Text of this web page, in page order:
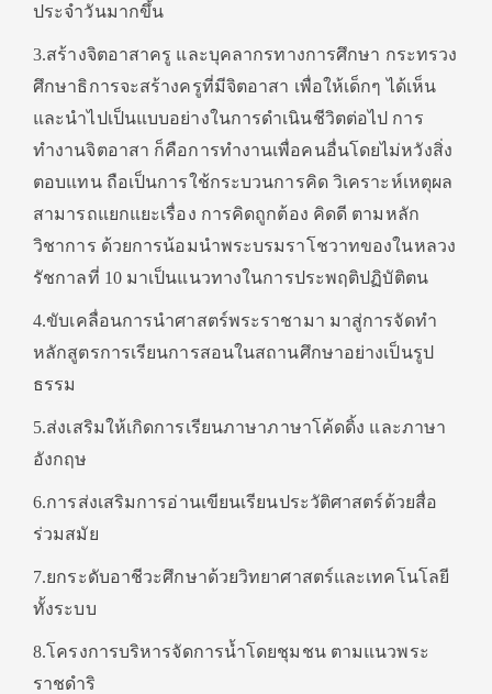
ประจำวันมากขึ้น
3.สร้างจิตอาสาครู และบุคลากรทางการศึกษา กระทรวง
ศึกษาธิการจะสร้างครูที่มีจิตอาสา เพื่อให้เด็กๆ ได้เห็น
และนำไปเป็นแบบอย่างในการดำเนินชีวิตต่อไป การ
ทำงานจิตอาสา ก็คือการทำงานเพื่อคนอื่นโดยไม่หวังสิ่ง
ตอบแทน ถือเป็นการใช้กระบวนการคิด วิเคราะห์เหตุผล
สามารถแยกแยะเรื่อง การคิดถูกต้อง คิดดี ตามหลัก
วิชาการ ด้วยการน้อมนำพระบรมราโชวาทของในหลวง
รัชกาลที่ 10 มาเป็นแนวทางในการประพฤติปฏิบัติตน
4.ขับเคลื่อนการนำศาสตร์พระราชามา มาสู่การจัดทำ
หลักสูตรการเรียนการสอนในสถานศึกษาอย่างเป็นรูป
ธรรม
5.ส่งเสริมให้เกิดการเรียนภาษาภาษาโค้ดดิ้ง และภาษา
อังกฤษ
6.การส่งเสริมการอ่านเขียนเรียนประวัติศาสตร์ด้วยสื่อ
ร่วมสมัย
7.ยกระดับอาชีวะศึกษาด้วยวิทยาศาสตร์และเทคโนโลยี
ทั้งระบบ
8.โครงการบริหารจัดการน้ำโดยชุมชน ตามแนวพระ
ราชดำริ